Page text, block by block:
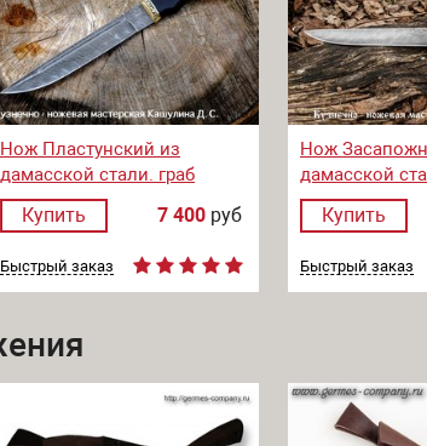
Нож Пластунский из
дамасской стали. граб
Купить 7 400 руб
Быстрый заказ
Нож
дамасской
Купить
Быстрый заказ